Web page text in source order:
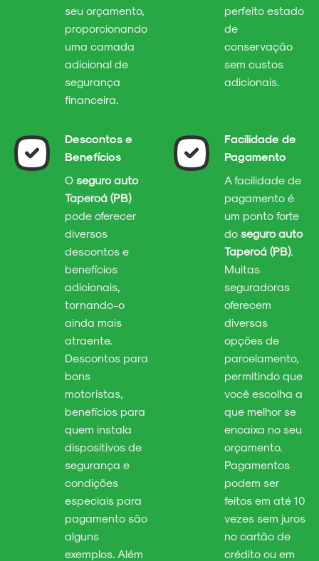
seu orçamento,
proporcionando
uma camada
adicional de
segurança
financeira.
perfeito estado
de
conservação
sem custos
adicionais.
Descontos e
Benefícios
O seguro auto
Taperoá (PB)
pode oferecer
diversos
descontos e
benefícios
adicionais,
tornando-o
ainda mais
atraente.
Descontos para
bons
motoristas,
benefícios para
quem instala
dispositivos de
segurança e
condições
especiais para
pagamento são
alguns
exemplos. Além
Facilidade de
Pagamento
A facilidade de
pagamento é
um ponto forte
do seguro auto
Taperoá (PB).
Muitas
seguradoras
oferecem
diversas
opções de
parcelamento,
permitindo que
você escolha a
que melhor se
encaixa no seu
orçamento.
Pagamentos
podem ser
feitos em até 10
vezes sem juros
no cartão de
crédito ou em